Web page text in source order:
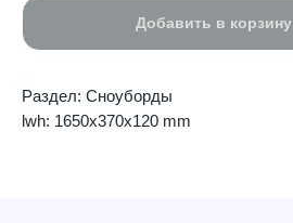
Добавить в корзину
Раздел: Сноуборды
lwh: 1650x370x120 mm